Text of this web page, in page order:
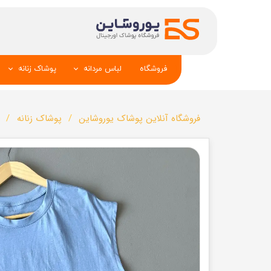
فروشگاه لباس مردانه
تک کت و جلیقه
شلوار
تاپ و شلوارک
کیف و کفش
سویشرت_بلوز_هودی
کاپشن_دستکش_کلاه
پوشاک زنانه
تونیک و
تاپ
شال و کلاه
تیشرت
شلوار زنانه
لباس زیر
فروشگاه آنلاین پوشاک یوروشاین پوشاک زنانه